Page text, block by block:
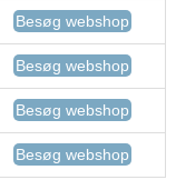
Besøg webshop
Besøg webshop
Besøg webshop
Besøg webshop